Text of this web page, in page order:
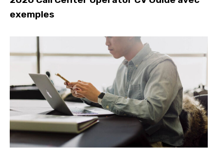
exemples